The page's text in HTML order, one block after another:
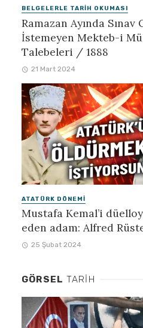
BELGELERLE TARIH OKUMASI
Ramazan Ayında Sınav
İstemeyen Mekteb-i
Talebeleri / 1888
21 Mart 2024
ATATÜRK DÖNEMI
Mustafa Kemal’i
eden adam: Alfred
25 Şubat 2024
GÖRSEL TARIH